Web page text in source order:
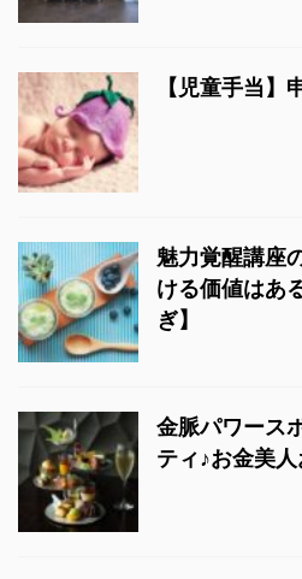
【児童手当】
魅力覚醒講座
ける価値はあ
ぎ】
金脈パワース
ティ♪お金美